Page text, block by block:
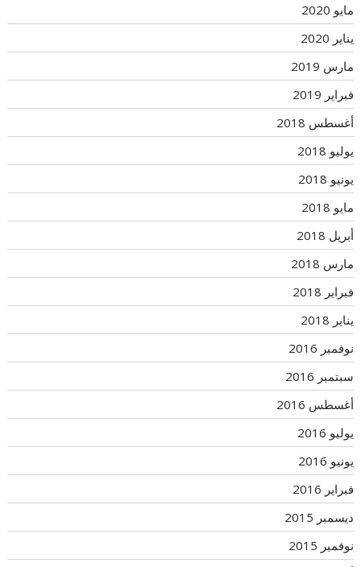
مايو 2020
يناير 2020
مارس 2019
فبراير 2019
أغسطس 2018
يوليو 2018
يونيو 2018
مايو 2018
أبريل 2018
مارس 2018
فبراير 2018
يناير 2018
نوفمبر 2016
سبتمبر 2016
أغسطس 2016
يوليو 2016
يونيو 2016
فبراير 2016
ديسمبر 2015
نوفمبر 2015